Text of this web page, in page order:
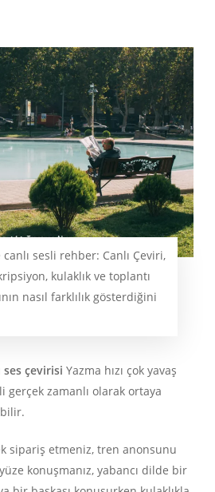
sesli rehber: Canlı Çeviri,
kulaklık ve toplantı
nasıl farklılık gösterdiğini
ses çevirisi Yazma hızı çok yavaş
zamanlı olarak ortaya
sipariş etmeniz, tren anonsunu
konuşmanız, yabancı dilde bir